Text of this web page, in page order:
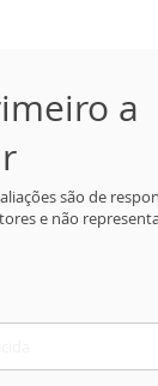
a
são de
e não